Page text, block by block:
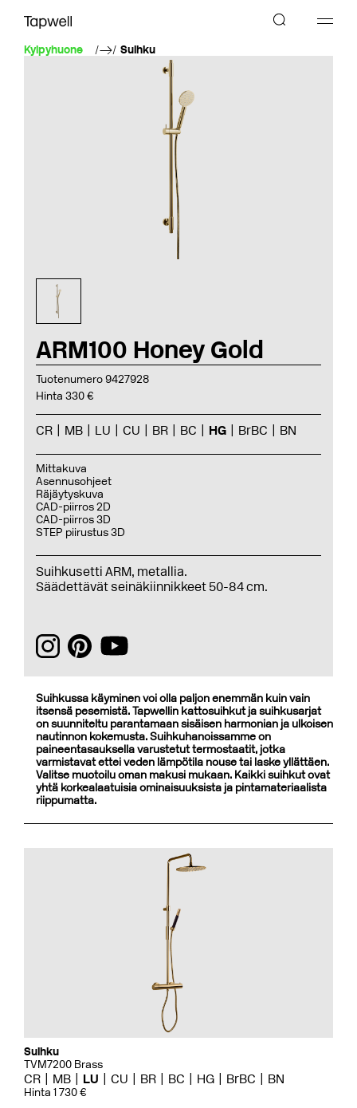
Kylpyhuone Suihku
ARM100 Honey Gold
Tuotenumero 9427928
Hinta 330 €
CR MB LU CU BR BC HG BrBC BN
Mittakuva
Asennusohjeet
Räjäytyskuva
CAD-piirros 2D
CAD-piirros 3D
STEP piirustus 3D
Suihkusetti ARM, metallia.
Säädettävät seinäkiinnikkeet 50-84 cm.
Suihkussa käyminen voi olla paljon enemmän kuin vain
itsensä pesemistä. Tapwellin kattosuihkut ja suihkusarjat
on suunniteltu parantamaan sisäisen harmonian ja ulkoisen
nautinnon kokemusta. Suihkuhanoissamme on
paineentasauksella varustetut termostaatit, jotka
varmistavat ettei veden lämpötila nouse tai laske yllättäen.
Valitse muotoilu oman makusi mukaan. Kaikki suihkut ovat
yhtä korkealaatuisia ominaisuuksista ja pintamateriaalista
riippumatta.
Suihku
TVM7200 Brass
CR MB LU CU BR BC HG BrBC BN
Hinta 1 730 €